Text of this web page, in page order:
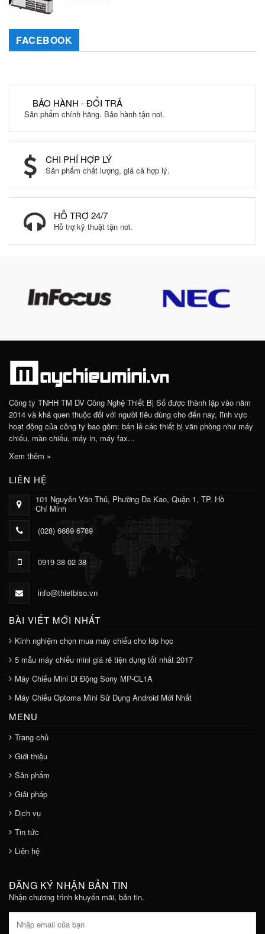
FACEBOOK
BẢO HÀNH - ĐỔI TRẢ
Sản phẩm chính hãng. Bảo hành tận nơi.
CHI PHÍ HỢP LÝ
Sản phẩm chất lượng, giá cả hợp lý.
HỖ TRỢ 24/7
Hỗ trợ kỹ thuật tận nơi.
Công ty TNHH TM DV Công Nghệ Thiết Bị Số được thành lập vào năm
2014 và khá quen thuộc đối với người tiêu dùng cho đến nay, lĩnh vực
hoạt động của công ty bao gồm: bán lẻ các thiết bị văn phòng như máy
chiếu, màn chiếu, máy in, máy fax...
Xem thêm »
LIÊN HỆ
101 Nguyễn Văn Thủ, Phường Đa Kao, Quận 1, TP. Hồ
Chí Minh
(028) 6689 6789
0919 38 02 38
info@thietbiso.vn
BÀI VIẾT MỚI NHẤT
Kinh nghiệm chọn mua máy chiếu cho lớp học
5 mẫu máy chiếu mini giá rẻ tiện dụng tốt nhất 2017
Máy Chiếu Mini Di Động Sony MP-CL1A
Máy Chiếu Optoma Mini Sử Dụng Android Mới Nhất
MENU
Trang chủ
Giới thiệu
Sản phẩm
Giải pháp
Dịch vụ
Tin tức
Liên hệ
ĐĂNG KÝ NHẬN BẢN TIN
Nhận chương trình khuyến mãi, bản tin.